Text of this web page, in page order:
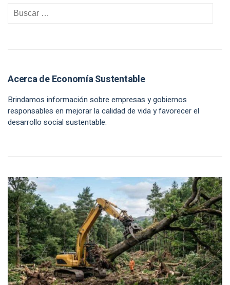
Acerca de Economía Sustentable
Brindamos información sobre empresas y gobiernos
responsables en mejorar la calidad de vida y favorecer el
desarrollo social sustentable.